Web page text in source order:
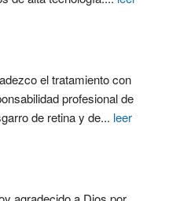
el tratamiento con
profesional de
de retina y de... leer